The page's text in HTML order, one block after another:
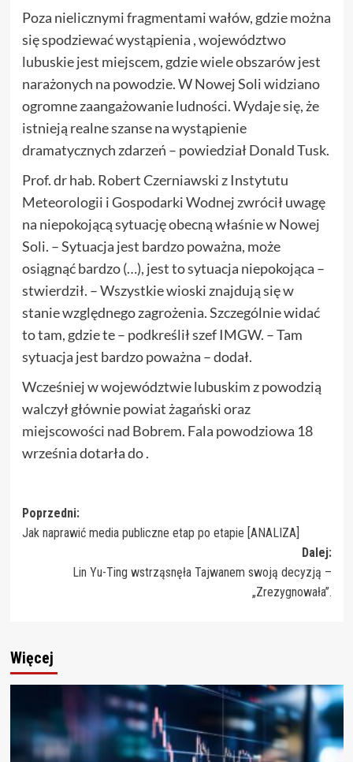
Poza nielicznymi fragmentami wałów, gdzie można
się spodziewać wystąpienia , województwo
lubuskie jest miejscem, gdzie wiele obszarów jest
narażonych na powodzie. W Nowej Soli widziano
ogromne zaangażowanie ludności. Wydaje się, że
istnieją realne szanse na wystąpienie
dramatycznych zdarzeń – powiedział Donald Tusk.
Prof. dr hab. Robert Czerniawski z Instytutu
Meteorologii i Gospodarki Wodnej zwrócił uwagę
na niepokojącą sytuację obecną właśnie w Nowej
Soli. – Sytuacja jest bardzo poważna, może
osiągnąć bardzo (…), jest to sytuacja niepokojąca –
stwierdził. – Wszystkie wioski znajdują się w
stanie względnego zagrożenia. Szczególnie widać
to tam, gdzie te – podkreślił szef IMGW. – Tam
sytuacja jest bardzo poważna – dodał.
Wcześniej w województwie lubuskim z powodzią
walczył głównie powiat żagański oraz
miejscowości nad Bobrem. Fala powodziowa 18
września dotarła do .
Zobacz
wpisy
Poprzedni:
Jak naprawić media publiczne etap po etapie [ANALIZA]
Dalej:
Lin Yu-Ting wstrząsnęła Tajwanem swoją decyzją –
„Zrezygnowała”.
Więcej